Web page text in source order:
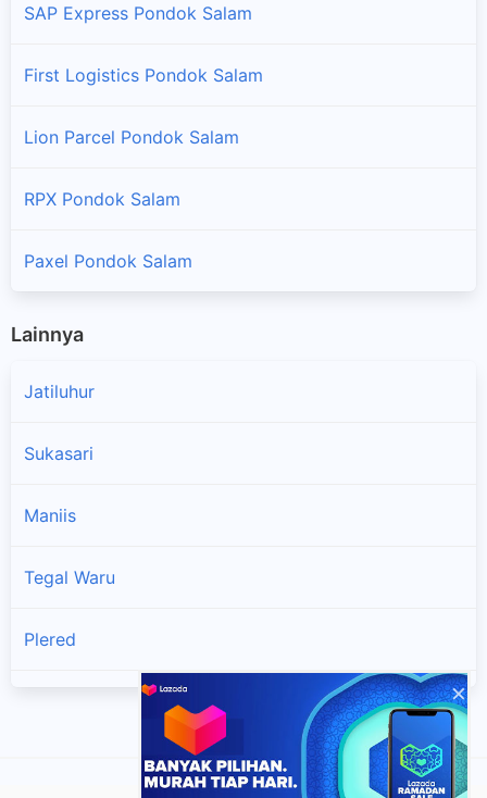
SAP Express Pondok Salam
First Logistics Pondok Salam
Lion Parcel Pondok Salam
RPX Pondok Salam
Paxel Pondok Salam
Lainnya
Jatiluhur
Sukasari
Maniis
Tegal Waru
Plered
×